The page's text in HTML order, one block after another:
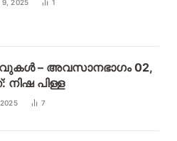
9, 2025 1
– അവസാനഭാഗം 02,
പിള്ള
7